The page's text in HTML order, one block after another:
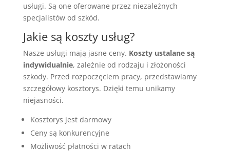
usługi. Są one oferowane przez niezależnych
specjalistów od szkód.
Jakie są koszty usług?
Nasze usługi mają jasne ceny. Koszty ustalane są
indywidualnie, zależnie od rodzaju i złożoności
szkody. Przed rozpoczęciem pracy, przedstawiamy
szczegółowy kosztorys. Dzięki temu unikamy
niejasności.
Kosztorys jest darmowy
Ceny są konkurencyjne
Możliwość płatności w ratach